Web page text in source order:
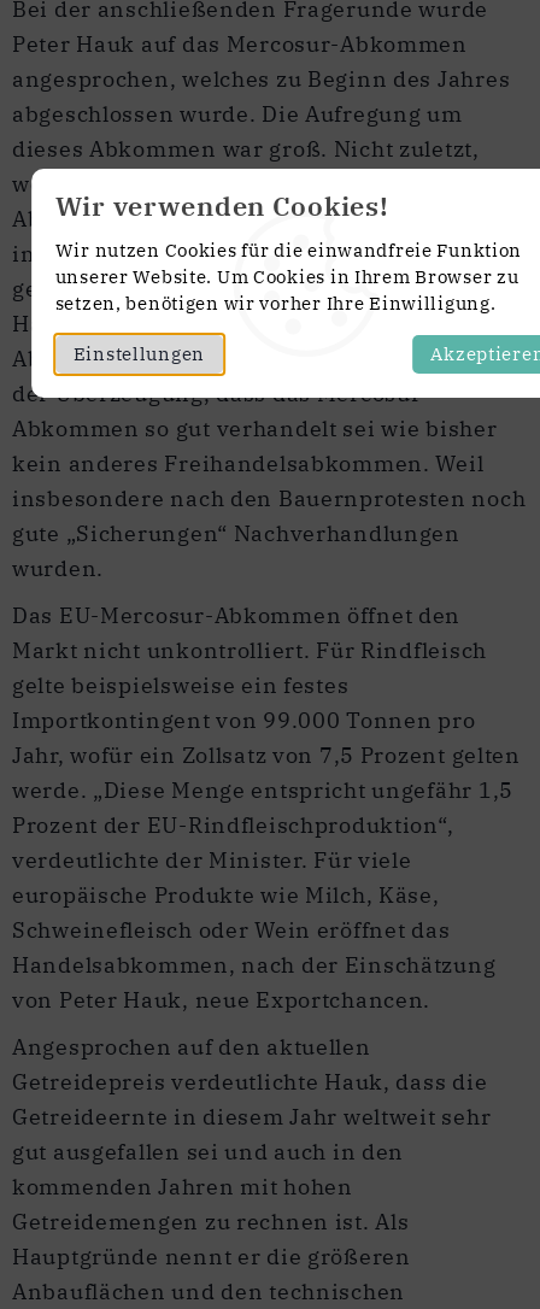
Wir verwenden Cookies!
Wir nutzen Cookies für die einwandfreie Funktion
unserer Website. Um Cookies in Ihrem Browser zu
setzen, benötigen wir vorher Ihre Einwilligung.
Einstellungen
Bei der anschließenden Fragerunde wurde
Peter Hauk auf das Mercosur-Abkommen
angesprochen, welches zu Beginn des Jahres
abgeschlossen wurde. Die Aufregung um
dieses Abkommen war groß. Nicht zuletzt,
weil es am Tag der Abstimmung viele
Abweichler im EU-Parlament gab,
insbesondere der deutschen Grünen die
gemeinsam mit der AfD gestimmt haben.
Hauk beobachtet die Entwicklungen um das
Abkommen bereits seit vielen Jahren. Er ist
der Überzeugung, dass das Mercosur-
Abkommen so gut verhandelt sei wie bisher
kein anderes Freihandelsabkommen. Weil
insbesondere nach den Bauernprotesten noch
gute „Sicherungen“ Nachverhandlungen
wurden.
Das EU-Mercosur-Abkommen öffnet den
Markt nicht unkontrolliert. Für Rindfleisch
gelte beispielsweise ein festes
Importkontingent von 99.000 Tonnen pro
Jahr, wofür ein Zollsatz von 7,5 Prozent gelten
werde. „Diese Menge entspricht ungefähr 1,5
Prozent der EU-Rindfleischproduktion“,
verdeutlichte der Minister. Für viele
europäische Produkte wie Milch, Käse,
Schweinefleisch oder Wein eröffnet das
Handelsabkommen, nach der Einschätzung
von Peter Hauk, neue Exportchancen.
Angesprochen auf den aktuellen
Getreidepreis verdeutlichte Hauk, dass die
Getreideernte in diesem Jahr weltweit sehr
gut ausgefallen sei und auch in den
kommenden Jahren mit hohen
Getreidemengen zu rechnen ist. Als
Hauptgründe nennt er die größeren
Anbauflächen und den technischen